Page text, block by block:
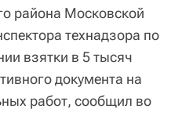
района Московской
технадзора по
взятки в 5 тысяч
документа на
работ, сообщил во